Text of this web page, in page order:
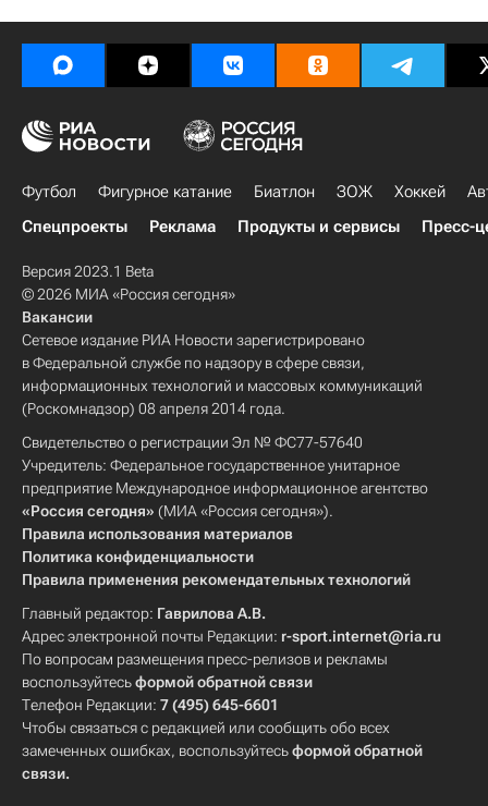
Футбол Фигурное катание Биатлон ЗОЖ Хоккей
Спецпроекты
Реклама Продукты и сервисы Пресс-
Версия 2023.1 Beta
© 2026 МИА «Россия сегодня»
Вакансии
Сетевое издание РИА Новости зарегистрировано
в Федеральной службе по надзору в сфере связи,
информационных технологий и массовых коммуникаций
(Роскомнадзор) 08 апреля 2014 года.
Свидетельство о регистрации Эл № ФС77-57640
Учредитель: Федеральное государственное унитарное
предприятие Международное информационное агентство
«Россия сегодня» (МИА «Россия сегодня»).
Правила использования материалов
Политика конфиденциальности
Правила применения рекомендательных технологий
Главный редактор: Гаврилова А.В.
Адрес электронной почты Редакции: r-sport.internet@ria.ru
По вопросам размещения пресс-релизов и рекламы
воспользуйтесьформой обратной связи
Телефон Редакции: 7 (495) 645-6601
Чтобы связаться с редакцией или сообщить обо всех
замеченных ошибках, воспользуйтесьформой обратной
связи.